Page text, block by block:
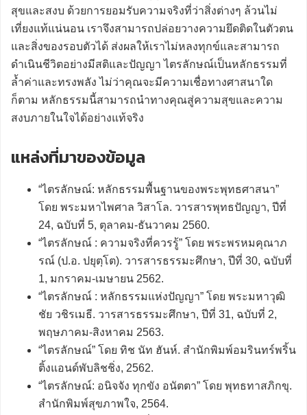
สุขและสงบ ด้วยการยอมรับความจริงที่ว่าสิ่งต่างๆ ล้วนไม่
เที่ยงแท้แน่นอน เราจึงสามารถปล่อยวางความยึดติดในตัวตน
และสิ่งของรอบตัวได้ ส่งผลให้เราไม่หลงทุกข์และสามารถ
ดำเนินชีวิตอย่างมีสติและปัญญา ไตรลักษณ์เป็นหลักธรรมที่
ล้ำค่าและทรงพลัง ไม่ว่าคุณจะมีความเชื่อทางศาสนาใด
ก็ตาม หลักธรรมนี้สามารถนำทางคุณสู่ความสุขและความ
สงบภายในใจได้อย่างแท้จริง
แหล่งที่มาของข้อมูล
“ไตรลักษณ์: หลักธรรมพื้นฐานของพระพุทธศาสนา”
โดย พระมหาไพศาล วิสาโล. วารสารพุทธปัญญา, ปีที่
24, ฉบับที่ 5, ตุลาคม-ธันวาคม 2560.
“ไตรลักษณ์ : ความจริงที่ควรรู้” โดย พระพรหมคุณาภ
รณ์ (ป.อ. ปยุตฺโต). วารสารธรรมะศึกษา, ปีที่ 30, ฉบับที่
1, มกราคม-เมษายน 2562.
“ไตรลักษณ์ : หลักธรรมแห่งปัญญา” โดย พระมหาวุฒิ
ชัย วชิรเมธี. วารสารธรรมะศึกษา, ปีที่ 31, ฉบับที่ 2,
พฤษภาคม-สิงหาคม 2563.
“ไตรลักษณ์” โดย ทิช นัท ฮันห์. สำนักพิมพ์อมรินทร์พริ้น
ติ้งแอนด์พับลิชชิ่ง, 2562.
“ไตรลักษณ์: อนิจจัง ทุกขัง อนัตตา” โดย พุทธทาสภิกขุ.
สำนักพิมพ์สุขภาพใจ, 2564.